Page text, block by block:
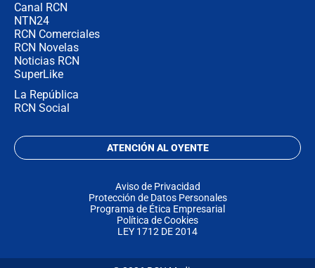
Canal RCN
NTN24
RCN Comerciales
RCN Novelas
Noticias RCN
SuperLike
La República
RCN Social
ATENCIÓN AL OYENTE
Aviso de Privacidad
Protección de Datos Personales
Programa de Ética Empresarial
Política de Cookies
LEY 1712 DE 2014